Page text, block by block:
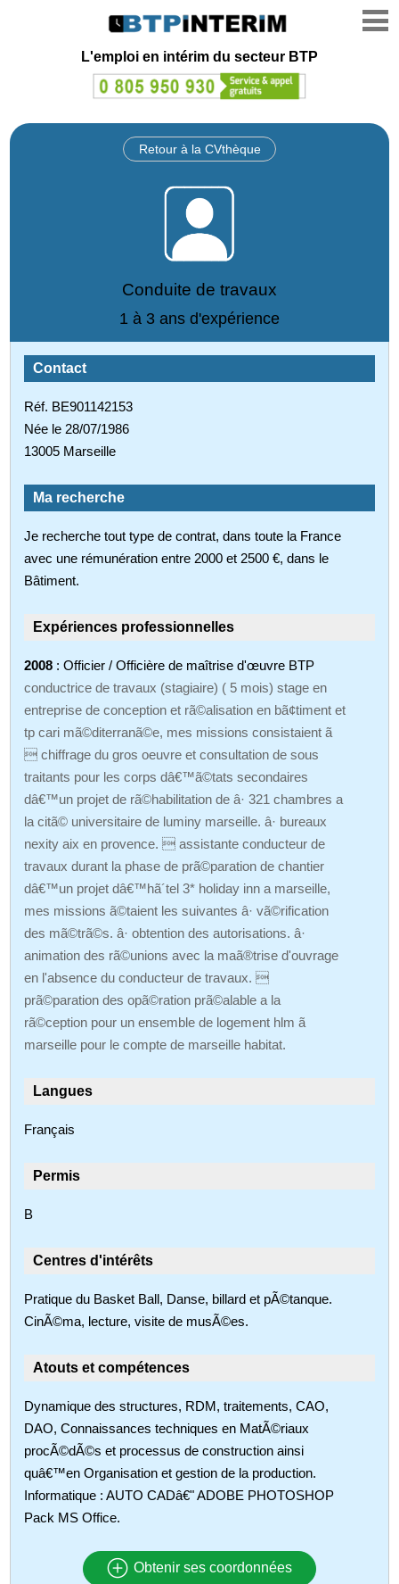
L'emploi en intérim du secteur BTP
Retour à la CVthèque
Conduite de travaux
1 à 3 ans d'expérience
Contact
Réf. BE901142153
Née le 28/07/1986
13005 Marseille
Ma recherche
Je recherche tout type de contrat, dans toute la France
avec une rémunération entre 2000 et 2500 €, dans le
Bâtiment.
Expériences professionnelles
2008 : Officier / Officière de maîtrise d'œuvre BTP
conductrice de travaux (stagiaire) ( 5 mois) stage en
entreprise de conception et rã©alisation en bã¢timent et
tp cari mã©diterranã©e, mes missions consistaient ã
 chiffrage du gros oeuvre et consultation de sous
traitants pour les corps dâ€™ã©tats secondaires
dâ€™un projet de rã©habilitation de â· 321 chambres a
la citã© universitaire de luminy marseille. â· bureaux
nexity aix en provence.  assistante conducteur de
travaux durant la phase de prã©paration de chantier
dâ€™un projet dâ€™hã´tel 3* holiday inn a marseille,
mes missions ã©taient les suivantes â· vã©rification
des mã©trã©s. â· obtention des autorisations. â·
animation des rã©unions avec la maã®trise d'ouvrage
en l'absence du conducteur de travaux. 
prã©paration des opã©ration prã©alable a la
rã©ception pour un ensemble de logement hlm ã
marseille pour le compte de marseille habitat.
Langues
Français
Permis
B
Centres d'intérêts
Pratique du Basket Ball, Danse, billard et pÃ©tanque.
CinÃ©ma, lecture, visite de musÃ©es.
Atouts et compétences
Dynamique des structures, RDM, traitements, CAO,
DAO, Connaissances techniques en MatÃ©riaux
procÃ©dÃ©s et processus de construction ainsi
quâ€™en Organisation et gestion de la production.
Informatique : AUTO CADâ€" ADOBE PHOTOSHOP
Pack MS Office.
Obtenir ses coordonnées